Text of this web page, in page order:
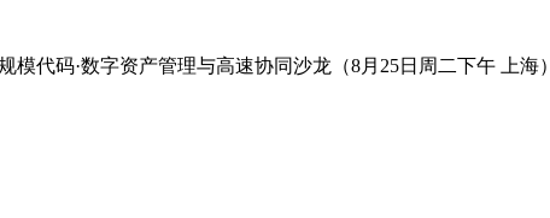
模代码·数字资产管理与高速协同沙龙（8月25日周二下午 上海）